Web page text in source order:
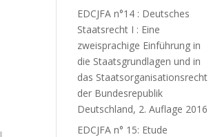
EDCJFA n°14 : Deutsches
Staatsrecht I : Eine
zweisprachige Einführung in
die Staatsgrundlagen und in
das Staatsorganisationsrecht
der Bundesrepublik
Deutschland, 2. Auflage 2016
EDCJFA n° 15: Etude